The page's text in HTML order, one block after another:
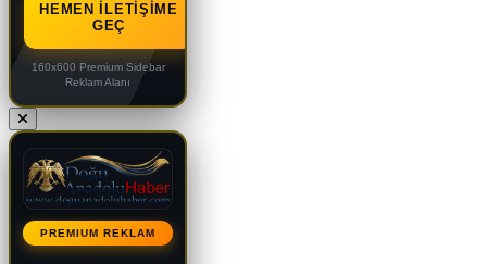
HEMEN İLETIŞIME
GEÇ
160x600 Premium Sidebar
Reklam Alanı
PREMIUM REKLAM